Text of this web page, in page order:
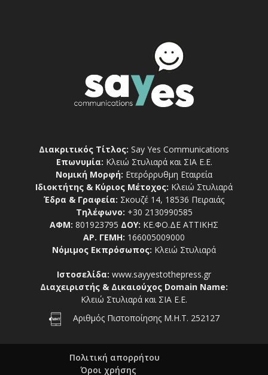
Διακριτικός Τίτλος: Say Yes Communications
Επωνυμία: Κλειώ Στυλιαρά και ΣΙΑ Ε.Ε.
Νομική Μορφή: Ετερόρρυθμη Εταιρεία
Ιδιοκτήτης & Κύριος Μέτοχος: Κλειώ Στυλιαρά
Έδρα & Γραφεία: Σκουζέ 14, 18536 Πειραιάς
Τηλέφωνο: +30 2130990585
ΑΦΜ: 801923795 ΔΟΥ: ΚΕ.ΦΟ.ΔΕ ΑΤΤΙΚΗΣ
ΑΡ. ΓΕΜΗ: 166005009000
Νόμιμος Εκπρόσωπος: Κλειώ Στυλιαρά
Ιστοσελίδα: www.sayyestothepress.gr
Διαχειριστής & Δικαιούχος Domain Name:
Κλειώ Στυλιαρά και ΣΙΑ Ε.Ε.
Αριθμός Πιστοποίησης Μ.Η.Τ. 252127
Πολιτική απορρήτου
Όροι χρήσης